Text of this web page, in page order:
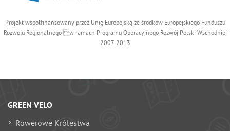
Projekt współfinansowany przez Unię Europejską ze środków Europejskiego Funduszu
Rozwoju Regionalnego w ramach Programu Operacyjnego Rozwój Polski Wschodniej
2007-2013
GREEN VELO
Rowerowe Królestwa